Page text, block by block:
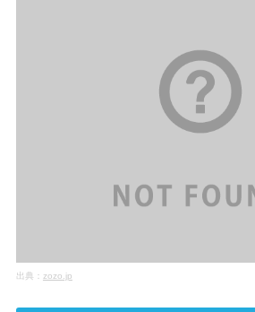
出典： zozo.jp